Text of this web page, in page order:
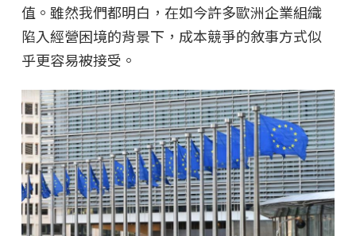
值。雖然我們都明白，在如今許多歐洲企業組織
陷入經營困境的背景下，成本競爭的敘事方式似
乎更容易被接受。